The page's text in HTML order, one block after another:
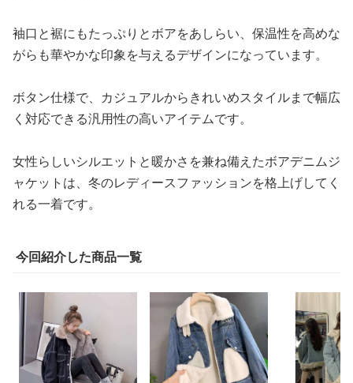
袖口と裾にもたっぷりとボアをあしらい、保温性を高めな
がらも華やかな印象を与えるデザインになっています。
ボタン仕様で、カジュアルからきれいめスタイルまで幅広
く対応できる汎用性の高いアイテムです。
女性らしいシルエットと暖かさを兼ね備えたボアデニムジ
ャケットは、冬のレディースファッションを格上げしてく
れる一着です。
今回紹介した商品一覧